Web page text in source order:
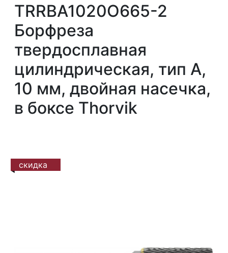
TRRBA1020О665-2
Борфреза
твердосплавная
цилиндрическая, тип А,
10 мм, двойная насечка,
в боксе Thorvik
скидка